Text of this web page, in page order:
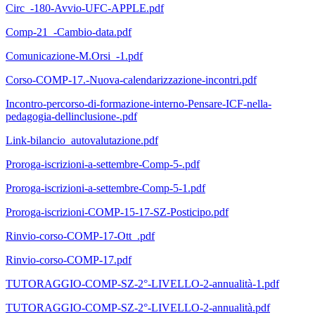
Circ_-180-Avvio-UFC-APPLE.pdf
Comp-21_-Cambio-data.pdf
Comunicazione-M.Orsi_-1.pdf
Corso-COMP-17.-Nuova-calendarizzazione-incontri.pdf
Incontro-percorso-di-formazione-interno-Pensare-ICF-nella-
pedagogia-dellinclusione-.pdf
Link-bilancio_autovalutazione.pdf
Proroga-iscrizioni-a-settembre-Comp-5-.pdf
Proroga-iscrizioni-a-settembre-Comp-5-1.pdf
Proroga-iscrizioni-COMP-15-17-SZ-Posticipo.pdf
Rinvio-corso-COMP-17-Ott_.pdf
Rinvio-corso-COMP-17.pdf
TUTORAGGIO-COMP-SZ-2°-LIVELLO-2-annualità-1.pdf
TUTORAGGIO-COMP-SZ-2°-LIVELLO-2-annualità.pdf